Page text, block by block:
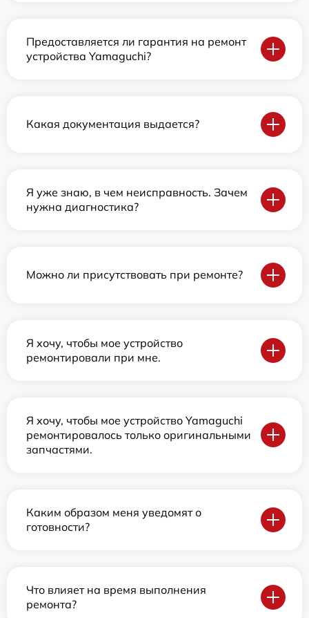
Предоставляется ли гарантия на ремонт
устройства Yamaguchi?
Какая документация выдается?
Я уже знаю, в чем неисправность. Зачем
нужна диагностика?
Можно ли присутствовать при ремонте?
Я хочу, чтобы мое устройство
ремонтировали при мне.
Я хочу, чтобы мое устройство Yamaguchi
ремонтировалось только оригинальными
запчастями.
Каким образом меня уведомят о
готовности?
Что влияет на время выполнения
ремонта?